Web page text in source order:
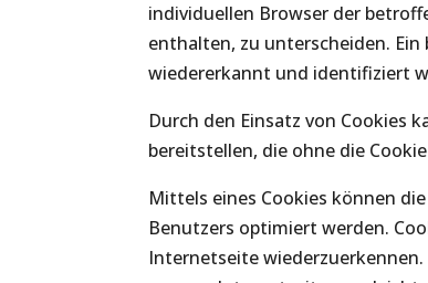
individuellen Browser der
enthalten, zu unterscheiden.
wiedererkannt und identifiziert
Durch den Einsatz von Cookies
bereitstellen, die ohne die
Mittels eines Cookies können
Benutzers optimiert werden.
Internetseite